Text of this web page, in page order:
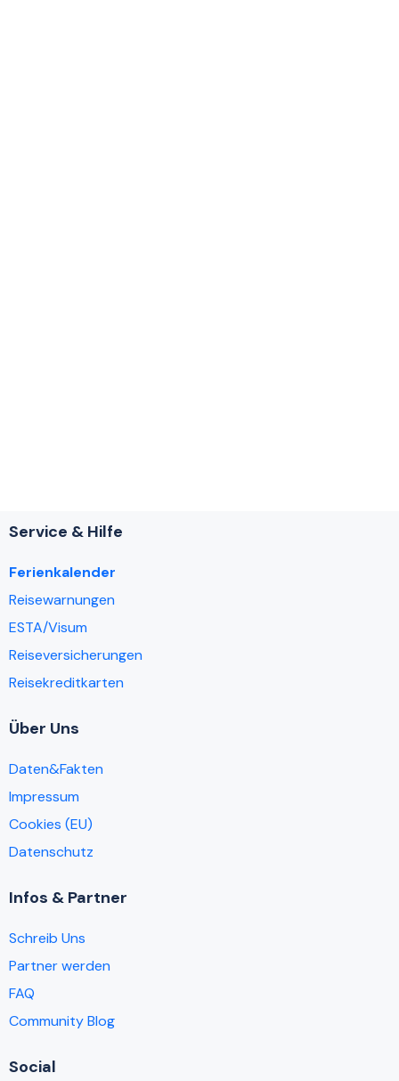
Service & Hilfe
Ferienkalender
Reisewarnungen
ESTA/Visum
Reiseversicherungen
Reisekreditkarten
Über Uns
Daten&Fakten
Impressum
Cookies (EU)
Datenschutz
Infos & Partner
Schreib Uns
Partner werden
FAQ
Community Blog
Social